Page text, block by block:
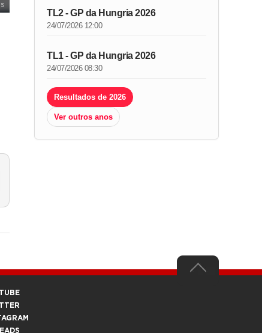
TL2 - GP da Hungria 2026
24/07/2026 12:00
TL1 - GP da Hungria 2026
24/07/2026 08:30
Resultados de 2026
Ver outros anos